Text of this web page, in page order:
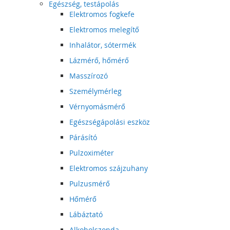
Egészség, testápolás
Elektromos fogkefe
Elektromos melegítő
Inhalátor, sótermék
Lázmérő, hőmérő
Masszírozó
Személymérleg
Vérnyomásmérő
Egészségápolási eszköz
Párásító
Pulzoximéter
Elektromos szájzuhany
Pulzusmérő
Hőmérő
Lábáztató